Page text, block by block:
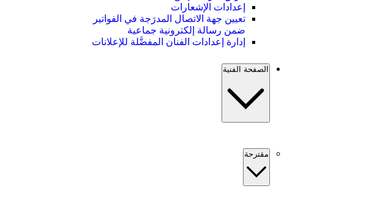
إعدادات الإشعارات
تعيين جهة الاتصال المدرَجة في الفواتير
ضمن رسالة إلكترونية جماعية
إدارة إعدادات الفنان المفضَّلة للإعلانات
الصفحة الفنية
مقترحة